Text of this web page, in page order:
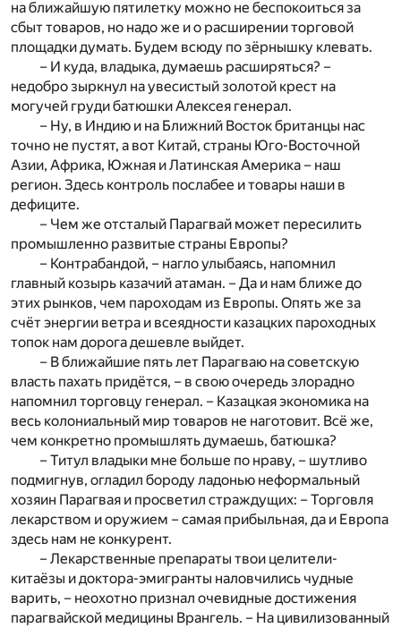
на ближайшую пятилетку можно не беспокоиться за
сбыт товаров, но надо же и о расширении торговой
площадки думать. Будем всюду по зёрнышку клевать.
– И куда, владыка, думаешь расширяться? –
недобро зыркнул на увесистый золотой крест на
могучей груди батюшки Алексея генерал.
– Ну, в Индию и на Ближний Восток британцы нас
точно не пустят, а вот Китай, страны Юго-Восточной
Азии, Африка, Южная и Латинская Америка – наш
регион. Здесь контроль послабее и товары наши в
дефиците.
– Чем же отсталый Парагвай может пересилить
промышленно развитые страны Европы?
– Контрабандой, – нагло улыбаясь, напомнил
главный козырь казачий атаман. – Да и нам ближе до
этих рынков, чем пароходам из Европы. Опять же за
счёт энергии ветра и всеядности казацких пароходных
топок нам дорога дешевле выйдет.
– В ближайшие пять лет Парагваю на советскую
власть пахать придётся, – в свою очередь злорадно
напомнил торговцу генерал. – Казацкая экономика на
весь колониальный мир товаров не наготовит. Всё же,
чем конкретно промышлять думаешь, батюшка?
– Титул владыки мне больше по нраву, – шутливо
подмигнув, огладил бороду ладонью неформальный
хозяин Парагвая и просветил страждущих: – Торговля
лекарством и оружием – самая прибыльная, да и Европа
здесь нам не конкурент.
– Лекарственные препараты твои целители-
китаёзы и доктора-эмигранты наловчились чудные
варить, – неохотно признал очевидные достижения
парагвайской медицины Врангель. – На цивилизованный